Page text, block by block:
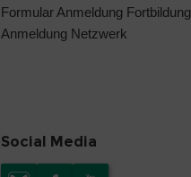
Formular Anmeldung Fortbildung
Anmeldung Netzwerk
Social Media